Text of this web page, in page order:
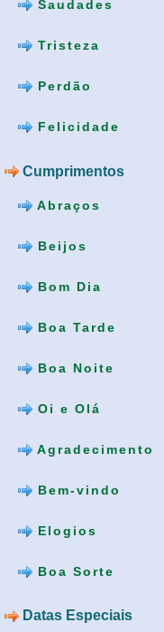
Saudades
Tristeza
Perdão
Felicidade
Cumprimentos
Abraços
Beijos
Bom Dia
Boa Tarde
Boa Noite
Oi e Olá
Agradecimento
Bem-vindo
Elogios
Boa Sorte
Datas Especiais